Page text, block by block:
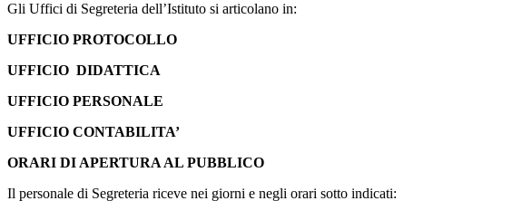
Gli Uffici di Segreteria dell’Istituto si articolano in:
UFFICIO PROTOCOLLO
UFFICIO DIDATTICA
UFFICIO PERSONALE
UFFICIO CONTABILITA’
ORARI DI APERTURA AL PUBBLICO
Il personale di Segreteria riceve nei giorni e negli orari sotto indicati: